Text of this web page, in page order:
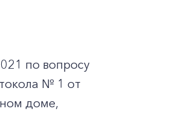
по вопросу
№ 1 от
доме,